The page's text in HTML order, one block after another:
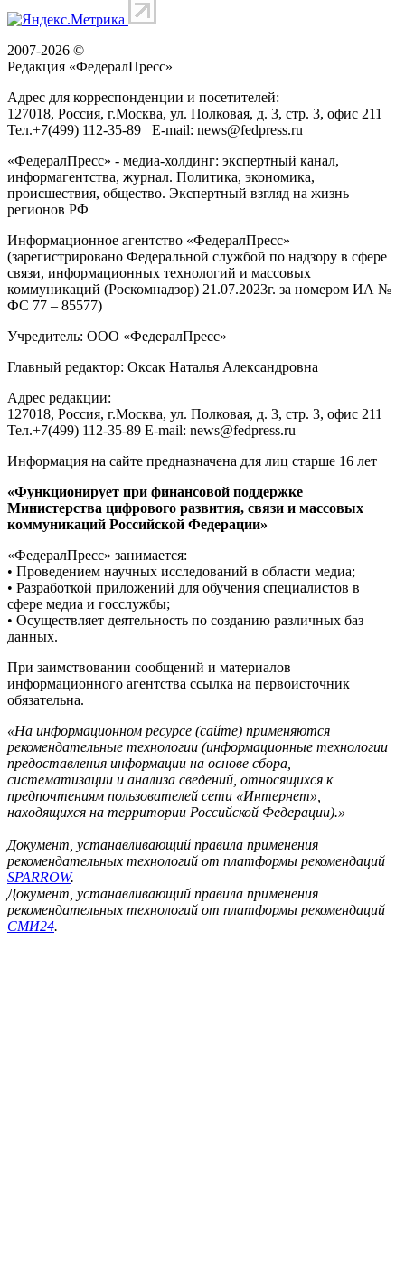
2007-2026 ©
Редакция «ФедералПресс»
Адрес для корреспонденции и посетителей:
127018, Россия, г.Москва, ул. Полковая, д. 3, стр. 3, офис 211
Тел.+7(499) 112-35-89 E-mail: news@fedpress.ru
«ФедералПресс» - медиа-холдинг: экспертный канал,
информагентства, журнал. Политика, экономика,
происшествия, общество. Экспертный взгляд на жизнь
регионов РФ
Информационное агентство «ФедералПресс»
(зарегистрировано Федеральной службой по надзору в сфере
связи, информационных технологий и массовых
коммуникаций (Роскомнадзор) 21.07.2023г. за номером ИА №
ФС 77 – 85577)
Учредитель: ООО «ФедералПресс»
Главный редактор: Оксак Наталья Александровна
Адрес редакции:
127018, Россия, г.Москва, ул. Полковая, д. 3, стр. 3, офис 211
Тел.+7(499) 112-35-89 E-mail: news@fedpress.ru
Информация на сайте предназначена для лиц старше 16 лет
«Функционирует при финансовой поддержке
Министерства цифрового развития, связи и массовых
коммуникаций Российской Федерации»
«ФедералПресс» занимается:
• Проведением научных исследований в области медиа;
• Разработкой приложений для обучения специалистов в
сфере медиа и госслужбы;
• Осуществляет деятельность по созданию различных баз
данных.
При заимствовании сообщений и материалов
информационного агентства ссылка на первоисточник
обязательна.
«На информационном ресурсе (сайте) применяются
рекомендательные технологии (информационные технологии
предоставления информации на основе сбора,
систематизации и анализа сведений, относящихся к
предпочтениям пользователей сети «Интернет»,
находящихся на территории Российской Федерации).»
Документ, устанавливающий правила применения
рекомендательных технологий от платформы рекомендаций
SPARROW.
Документ, устанавливающий правила применения
рекомендательных технологий от платформы рекомендаций
СМИ24.